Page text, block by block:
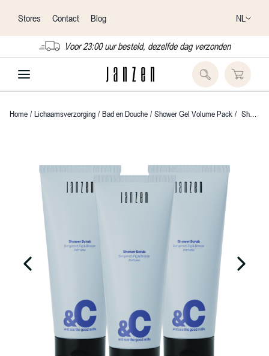
Stores Contact Blog NL
Voor 23:00 uur besteld, dezelfde dag verzonden
Home / Lichaamsverzorging / Bad en Douche / Shower Gel Volume Pack / Shower Gel &C Bergamot, Fig & Breeze 3-pack